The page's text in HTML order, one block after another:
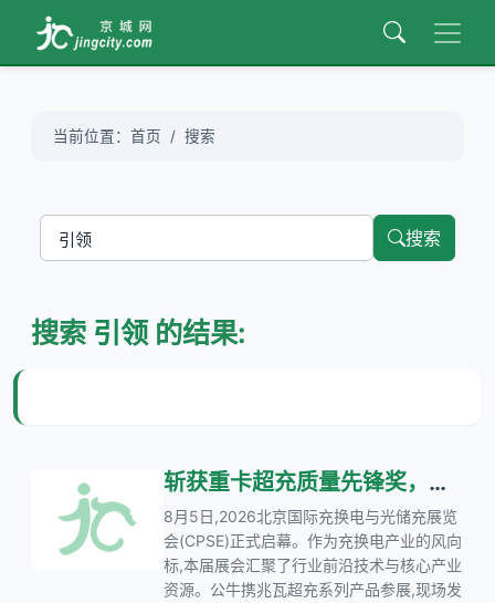
当前位置： 首页 搜索
搜索
搜索 引领 的结果:
斩获重卡超充质量先锋奖，公牛高压直挂引领兆瓦超充技术新趋势
8月5日,2026北京国际充换电与光储充展览
会(CPSE)正式启幕。作为充换电产业的风向
标,本届展会汇聚了行业前沿技术与核心产业
资源。公牛携兆瓦超充系列产品参展,现场发